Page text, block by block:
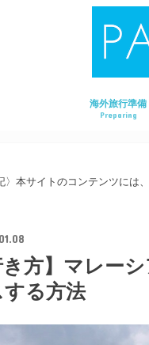
海外旅行準備
Preparing
〉本サイトのコンテンツには
き方】マレー
る方法